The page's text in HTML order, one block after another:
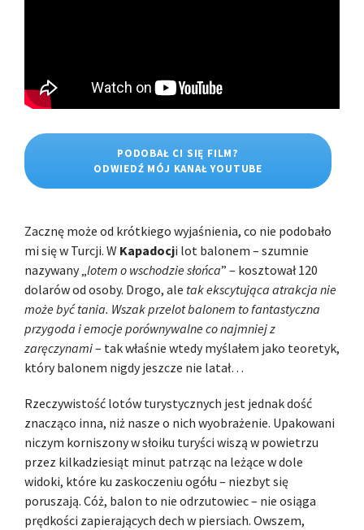
PODOBAŁ CI SIĘ FILM?
ODWIEDŹ MÓJ KANAŁ YOUTUBE
Zacznę może od krótkiego wyjaśnienia, co nie podobało
mi się w Turcji. W Kapadocji lot balonem – szumnie
nazywany „ lotem o wschodzie słońca” – kosztował 120
dolarów od osoby. Drogo, ale tak ekscytująca atrakcja nie
może być tania. Wszak przelot balonem to fantastyczna
przygoda i emocje porównywalne co najmniej z
zaręczynami– tak właśnie wtedy myślałem jako teoretyk,
który balonem nigdy jeszcze nie latał…
Rzeczywistość lotów turystycznych jest jednak dość
znacząco inna, niż nasze o nich wyobrażenie. Upakowani
niczym korniszony w słoiku turyści wiszą w powietrzu
przez kilkadziesiąt minut patrząc na leżące w dole
widoki, które ku zaskoczeniu ogółu – niezbyt się
poruszają. Cóż, balon to nie odrzutowiec – nie osiąga
prędkości zapierających dech w piersiach. Owszem,